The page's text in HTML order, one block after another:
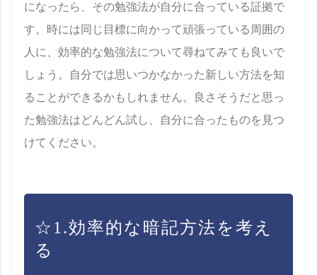
になったら、その勉強法が自分に合っている証拠で
す。時には同じ目標に向かって頑張っている周囲の
人に、効率的な勉強法について尋ねてみても良いで
しょう。自分では思いつかなかった新しい方法を知
ることができるかもしれません。良さそうだと思っ
た勉強法はどんどん試し、自分に合ったものを見つ
けてください。
☆1.効率的な暗記方法を考え
る